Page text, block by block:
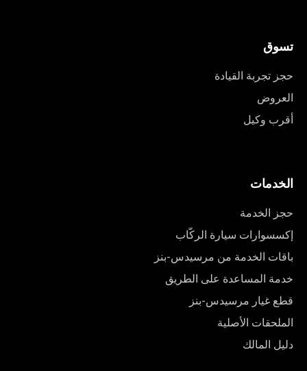
تسوق
حجز تجربة القيادة
العروض
أقرب وكيل
الخدمات
حجز الخدمة
إكسسوارات سيارة الركّاب
باقات الخدمة من مرسيدس-بنز
خدمة المساعدة على الطريق
قطع غيار مرسيدس-بنز
الملحقات الأصلية
دليل المالك